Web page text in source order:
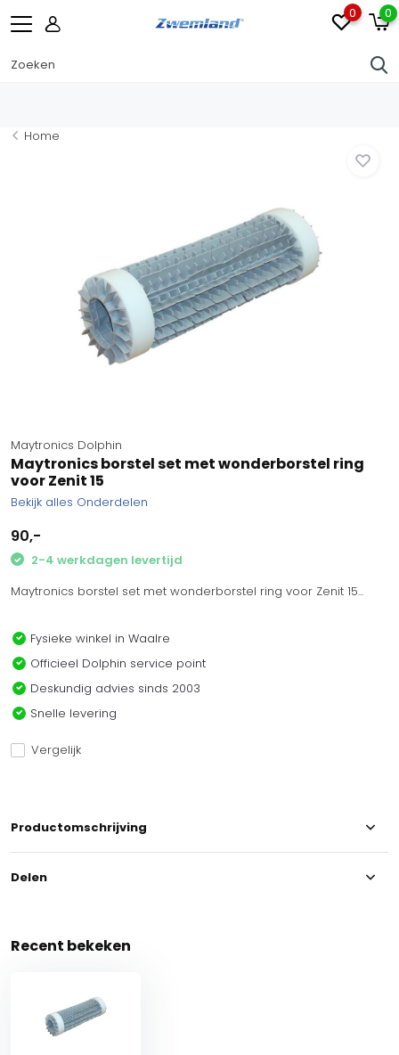
0 0
Home
Maytronics Dolphin
Maytronics borstel set met wonderborstel ring
voor Zenit 15
Bekijk alles Onderdelen
90,-
2-4 werkdagen levertijd
Maytronics borstel set met wonderborstel ring voor Zenit 15...
Fysieke winkel in Waalre
Officieel Dolphin service point
Deskundig advies sinds 2003
Snelle levering
Vergelijk
Productomschrijving
Delen
Recent bekeken